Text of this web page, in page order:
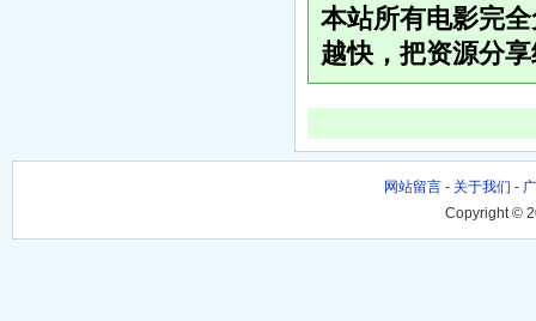
本站所有电影完
越快，把资源分
网站留言 - 关于我们 -
Copyright ©